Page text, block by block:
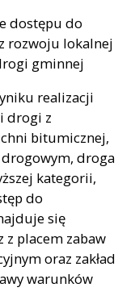
dostępu do
rozwoju lokalnej
gminnej
realizacji
drogi z
bitumicznej,
droga
kategorii,
do
się
z placem zabaw
oraz zakład
warunków